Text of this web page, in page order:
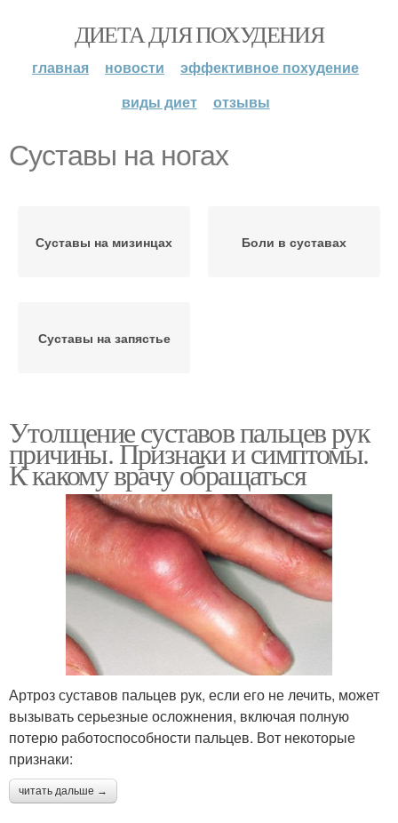
ДИЕТА ДЛЯ ПОХУДЕНИЯ
главная новости
эффективное похудение
виды диет
отзывы
Суставы на ногах
Суставы на мизинцах Боли в суставах
Суставы на запястье
Утолщение суставов пальцев рук
причины. Признаки и симптомы.
К какому врачу обращаться
Артроз суставов пальцев рук, если его не лечить, может
вызывать серьезные осложнения, включая полную
потерю работоспособности пальцев. Вот некоторые
признаки:
читать дальше →